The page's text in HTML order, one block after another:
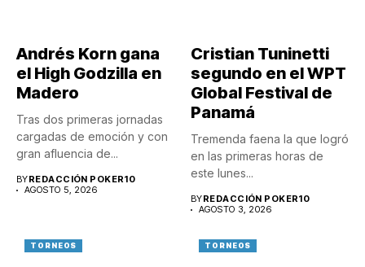
Andrés Korn gana
el High Godzilla en
Madero
Tras dos primeras jornadas
cargadas de emoción y con
gran afluencia de...
BYREDACCIÓN POKER10
AGOSTO 5, 2026
Cristian Tuninetti
segundo en el WPT
Global Festival de
Panamá
Tremenda faena la que logró
en las primeras horas de
este lunes...
BYREDACCIÓN POKER10
AGOSTO 3, 2026
TORNEOS TORNEOS